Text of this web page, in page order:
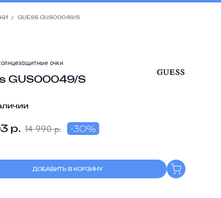
GUESS GUS00049/S
очки
GUS00049/S
р. 14 990 р. -30%
ДОБАВИТЬ В КОРЗИНУ